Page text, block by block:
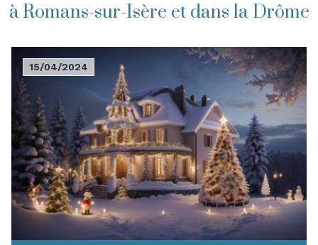
à Romans-sur-Isère et dans la Drôme
15/04/2024